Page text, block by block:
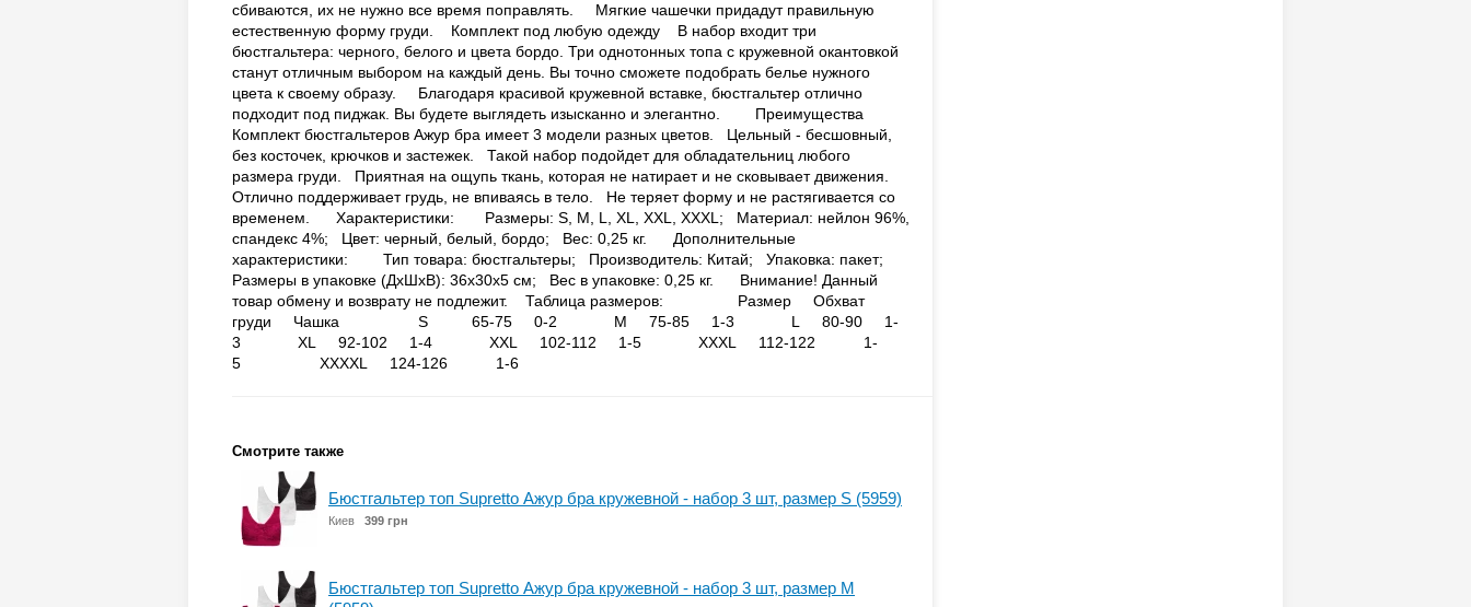
сбиваются, их не нужно все время поправлять. Мягкие чашечки придадут правильную
естественную форму груди. Комплект под любую одежду В набор входит три
бюстгальтера: черного, белого и цвета бордо. Три однотонных топа с кружевной окантовкой
станут отличным выбором на каждый день. Вы точно сможете подобрать белье нужного
цвета к своему образу. Благодаря красивой кружевной вставке, бюстгальтер отлично
подходит под пиджак. Вы будете выглядеть изысканно и элегантно. Преимущества
Комплект бюстгальтеров Ажур бра имеет 3 модели разных цветов. Цельный - бесшовный,
без косточек, крючков и застежек. Такой набор подойдет для обладательниц любого
размера груди. Приятная на ощупь ткань, которая не натирает и не сковывает движения.
Отлично поддерживает грудь, не впиваясь в тело. Не теряет форму и не растягивается со
временем. Характеристики: Размеры: S, M, L, XL, XXL, XXXL; Материал: нейлон 96%,
спандекс 4%; Цвет: черный, белый, бордо; Вес: 0,25 кг. Дополнительные
характеристики: Тип товара: бюстгальтеры; Производитель: Китай; Упаковка: пакет;
Размеры в упаковке (ДхШхВ): 36х30х5 см; Вес в упаковке: 0,25 кг. Внимание! Данный
товар обмену и возврату не подлежит. Таблица размеров: Размер Обхват
груди Чашка S 65-75 0-2 M 75-85 1-3 L 80-90 1-
3 XL 92-102 1-4 XXL 102-112 1-5 XXXL 112-122 1-
5 XXXXL 124-126 1-6
Смотрите также
Бюстгальтер топ Supretto Ажур бра кружевной - набор 3 шт, размер S (5959)
Киев 399 грн
Бюстгальтер топ Supretto Ажур бра кружевной - набор 3 шт, размер М